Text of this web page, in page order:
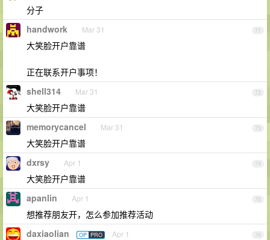
分子
71
handwork Mar 31
大笑脸开户靠谱
正在联系开户事项！
72
shell314 Mar 31
大笑脸开户靠谱
73
memorycancel Mar 31
大笑脸开户靠谱
74
dxrsy Apr 1
大笑脸开户靠谱
75
apanlin Apr 1
想推荐朋友开，怎么参加推荐活动
76
daxiaolian OP PRO Apr 1